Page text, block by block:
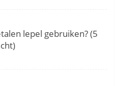
lepel gebruiken? (5